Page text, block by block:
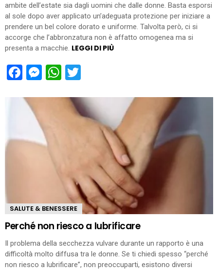
ambite dell’estate sia dagli uomini che dalle donne. Basta esporsi
al sole dopo aver applicato un’adeguata protezione per iniziare a
prendere un bel colore dorato e uniforme. Talvolta però, ci si
accorge che l’abbronzatura non è affatto omogenea ma si
presenta a macchie. LEGGI DI PIÙ
Facebook
Messenger
WhatsApp
SALUTE & BENESSERE
Perché non riesco a lubrificare
Il problema della secchezza vulvare durante un rapporto è una
difficoltà molto diffusa tra le donne. Se ti chiedi spesso “perché
non riesco a lubrificare”, non preoccuparti, esistono diversi